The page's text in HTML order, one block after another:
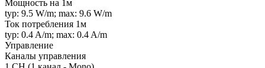
Мощность на 1м
typ: 9.5 W/m; max: 9.6 W/m
Ток потребления 1м
typ: 0.4 A/m; max: 0.4 A/m
Управление
Каналы управления